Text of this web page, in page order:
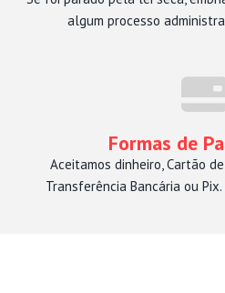
algum processo
Formas de
Aceitamos dinheiro, Cartão
Transferência Bancária ou